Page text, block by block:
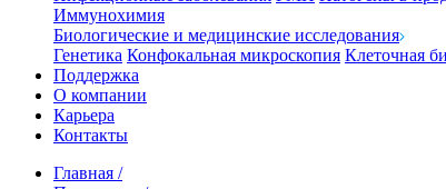
Иммунохимия
Биологические и медицинские исследования
Генетика Конфокальная микроскопия Клеточная
Поддержка
О компании
Карьера
Контакты
Главная /